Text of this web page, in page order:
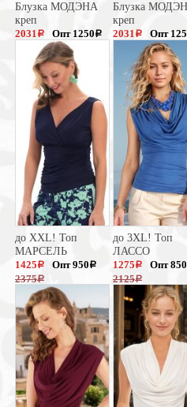
Блузка МОДЭНА
креп
2031 a
a
Опт 1250 a
Блузка
креп
2031 a Опт
до XXL! Топ
МАРСЕЛЬ
1425 a
2375a
Опт 950 a
до 3XL! Топ
ЛАССО
1275 a
2125a
Опт 850